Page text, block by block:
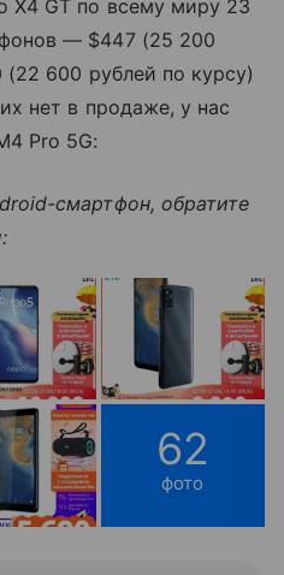
X4 GT по всему миру 23
— $447 (25 200
600 рублей по курсу)
нет в продаже, у нас
Pro 5G:
смартфон, обратите
62
фото